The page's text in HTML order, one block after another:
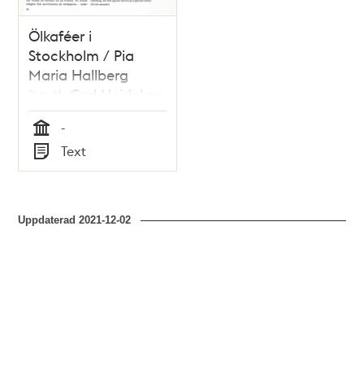
Ölkaféer i
Stockholm / Pia
Maria Hallberg
(text), Carl Heideken
(bild)
Tid
-
Typ
Text
Uppdaterad2021-12-02